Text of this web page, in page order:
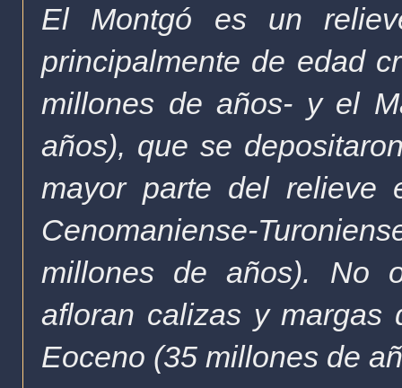
El Montgó es un
principalmente de edad
millones de años- y el
años), que se
mayor parte del relieve
Cenomaniense-
millones de años). No
afloran calizas y margas
Eoceno (35 millones de